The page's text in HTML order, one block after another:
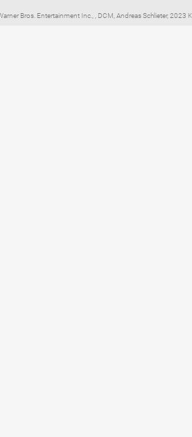
Bros. Entertainment Inc., , DCM, Andreas Schlieter, 2023